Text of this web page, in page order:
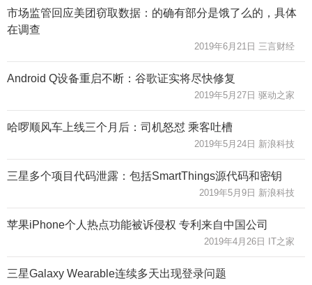
市场监管回应美团窃取数据：的确有部分是饿了么的，具体
在调查
2019年6月21日 三言财经
Android Q设备重启不断：谷歌证实将尽快修复
2019年5月27日 驱动之家
哈啰顺风车上线三个月后：司机怒怼 乘客吐槽
2019年5月24日 新浪科技
三星多个项目代码泄露：包括SmartThings源代码和密钥
2019年5月9日 新浪科技
苹果iPhone个人热点功能被诉侵权 专利来自中国公司
2019年4月26日 IT之家
三星Galaxy Wearable连续多天出现登录问题